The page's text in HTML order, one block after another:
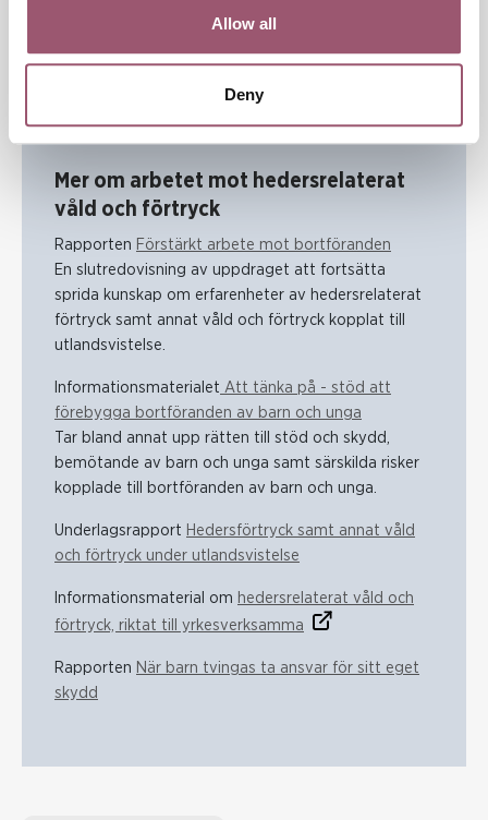
Allow all
Deny
Att införa ett nationellt system med inrapportering av
och nya arbetssätt, och det kan ta flera år innan det är fullt
Mer om arbetet mot hedersrelaterat
våld och förtryck
Rapporten Förstärkt arbete mot bortföranden
En slutredovisning av uppdraget att fortsätta
sprida kunskap om erfarenheter av hedersrelaterat
förtryck samt annat våld och förtryck kopplat till
utlandsvistelse.
Informationsmaterialet Att tänka på - stöd att
förebygga bortföranden av barn och unga
Tar bland annat upp rätten till stöd och skydd,
bemötande av barn och unga samt särskilda risker
kopplade till bortföranden av barn och unga.
Underlagsrapport Hedersförtryck samt annat våld
och förtryck under utlandsvistelse
Informationsmaterial om hedersrelaterat våld och
förtryck, riktat till yrkesverksamma
Rapporten När barn tvingas ta ansvar för sitt eget
skydd